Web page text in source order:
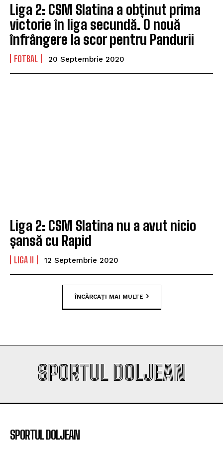
Liga 2: CSM Slatina a obținut prima
victorie în liga secundă. O nouă
înfrângere la scor pentru Pandurii
FOTBAL 20 Septembrie 2020
Liga 2: CSM Slatina nu a avut nicio
șansă cu Rapid
LIGA II 12 Septembrie 2020
ÎNCĂRCAȚI MAI MULTE
SPORTUL DOLJEAN
SPORTUL DOLJEAN